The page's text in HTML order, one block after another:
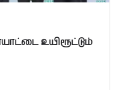
உயிரூட்டும்